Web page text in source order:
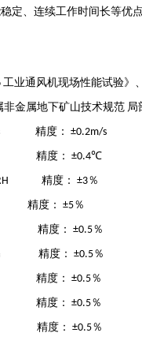
定、连续工作时间长等优点
工业通风机现场性能试验》、
非金属地下矿山技术规范 局
s精度：
±0.2m/s
精度：
±0.4℃
精度： ±3％
精度： ±5％
精度： ±0.5％
精度： ±0.5％
精度： ±0.5％
精度： ±0.5％
精度： ±0.5％